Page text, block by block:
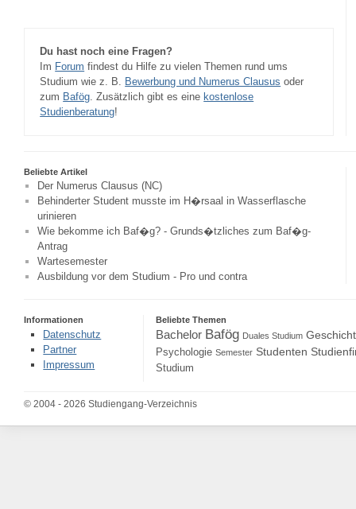
Du hast noch eine Fragen?
Im Forum findest du Hilfe zu vielen Themen rund ums
Studium wie z. B. Bewerbung und Numerus Clausus oder
zum Bafög. Zusätzlich gibt es eine kostenlose
Studienberatung!
Beliebte Artikel
Der Numerus Clausus (NC)
Behinderter Student musste im H�rsaal in Wasserflasche
urinieren
Wie bekomme ich Baf�g? - Grunds�tzliches zum Baf�g-
Antrag
Wartesemester
Ausbildung vor dem Studium - Pro und contra
Informationen
Datenschutz
Partner
Impressum
Beliebte Themen
Bachelor Bafög Duales Studium
Psychologie Semester Studenten
Studium
© 2004 - 2026 Studiengang-Verzeichnis